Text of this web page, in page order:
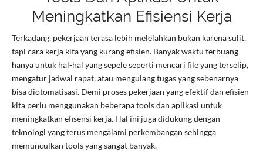
Meningkatkan Efisiensi Kerja
Terkadang, pekerjaan terasa lebih melelahkan bukan karena sulit,
tapi cara kerja kita yang kurang efisien. Banyak waktu terbuang
hanya untuk hal-hal yang sepele seperti mencari file yang terselip,
mengatur jadwal rapat, atau mengulang tugas yang sebenarnya
bisa diotomatisasi. Demi proses pekerjaan yang efektif dan efisien
kita perlu menggunakan beberapa tools dan aplikasi untuk
meningkatkan efisensi kerja. Hal ini juga didukung dengan
teknologi yang terus mengalami perkembangan sehingga
memunculkan tools yang sangat banyak.